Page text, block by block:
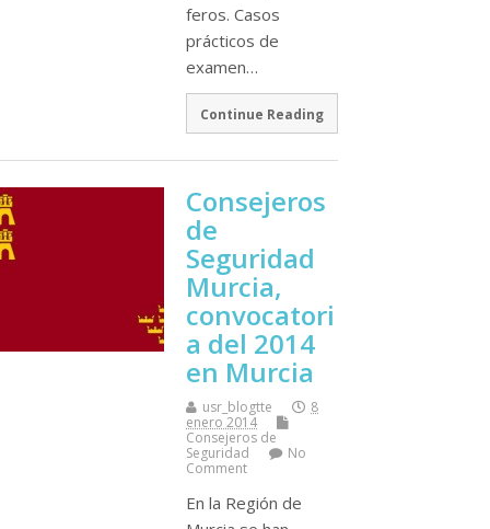
feros. Casos
prácticos de
examen…
Continue Reading
Consejeros
de
Seguridad
Murcia,
convocatori
a del 2014
en Murcia
usr_blogtte
8
enero 2014
Consejeros de
Seguridad
No
Comment
En la Región de